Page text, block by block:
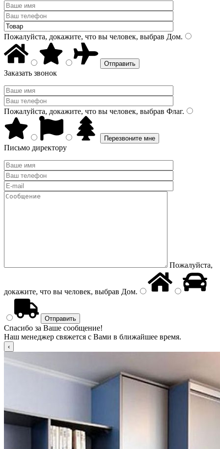
Пожалуйста, докажите, что вы человек, выбрав Дом.
Заказать звонок
Пожалуйста, докажите, что вы человек, выбрав Флаг.
Письмо директору
Пожалуйста,
докажите, что вы человек, выбрав Дом.
Спасибо за Ваше сообщение!
Наш менеджер свяжется с Вами в ближайшее время.